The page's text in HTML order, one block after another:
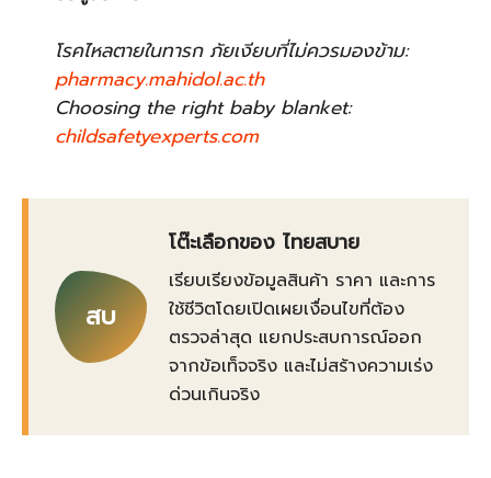
โรคไหลตายในทารก ภัยเงียบที่ไม่ควรมองข้าม:
pharmacy.mahidol.ac.th
Choosing the right baby blanket:
childsafetyexperts.com
สบ
โต๊ะเลือกของ ไทยสบาย
เรียบเรียงข้อมูลสินค้า ราคา และการ
ใช้ชีวิตโดยเปิดเผยเงื่อนไขที่ต้อง
ตรวจล่าสุด แยกประสบการณ์ออก
จากข้อเท็จจริง และไม่สร้างความเร่ง
ด่วนเกินจริง